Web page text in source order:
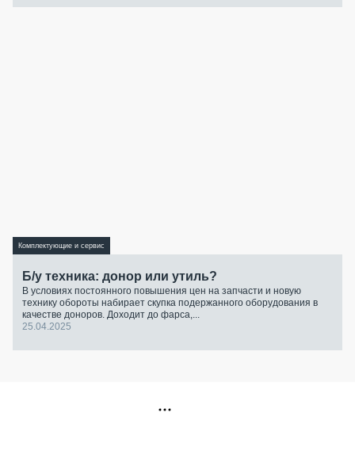
Комплектующие и сервис
Б/у техника: донор или утиль?
В условиях постоянного повышения цен на запчасти и новую
технику обороты набирает скупка подержанного оборудования в
качестве доноров. Доходит до фарса,...
25.04.2025